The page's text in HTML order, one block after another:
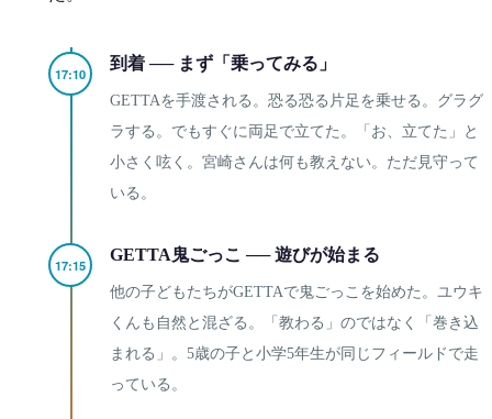
17:10
到着 ── まず「乗ってみる」
GETTAを手渡される。恐る恐る片足を乗せる。グラグ
ラする。でもすぐに両足で立てた。「お、立てた」と
小さく呟く。宮崎さんは何も教えない。ただ見守って
いる。
17:15
GETTA鬼ごっこ ── 遊びが始まる
他の子どもたちがGETTAで鬼ごっこを始めた。ユウキ
くんも自然と混ざる。「教わる」のではなく「巻き込
まれる」。5歳の子と小学5年生が同じフィールドで走
っている。